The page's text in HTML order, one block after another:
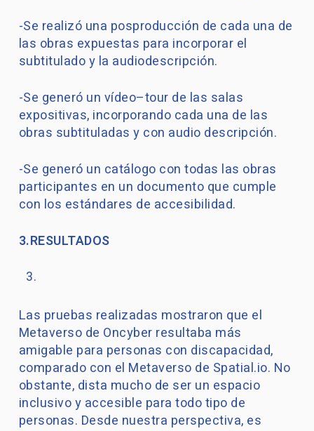
-Se realizó una posproducción de cada una de
las obras expuestas para incorporar el
subtitulado y la audiodescripción.
-Se generó un vídeo–tour de las salas
expositivas, incorporando cada una de las
obras subtituladas y con audio descripción.
-Se generó un catálogo con todas las obras
participantes en un documento que cumple
con los estándares de accesibilidad.
3.RESULTADOS
Las pruebas realizadas mostraron que el
Metaverso de Oncyber resultaba más
amigable para personas con discapacidad,
comparado con el Metaverso de Spatial.io. No
obstante, dista mucho de ser un espacio
inclusivo y accesible para todo tipo de
personas. Desde nuestra perspectiva, es